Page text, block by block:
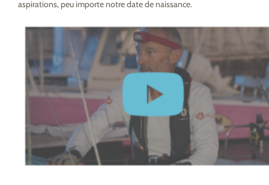
aspirations, peu importe notre date de naissance.